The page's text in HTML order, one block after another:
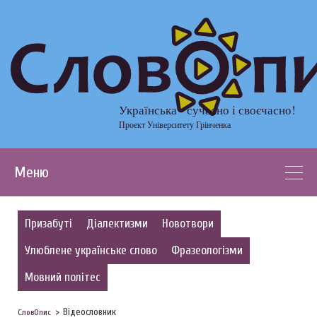
Українська - сучасно і своєчасно!
Проект Університету Грінченка
Меню
Призабуті Діалектизми
Новотвори
Улюблене українське слово
Фразеологізми
Мовний політес
СловОпис Відеословник